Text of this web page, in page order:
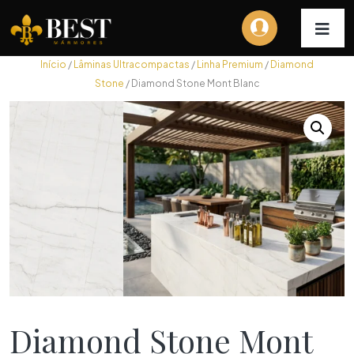
Início / Lâminas Ultracompactas / Linha Premium / Diamond
Stone / Diamond Stone Mont Blanc
Diamond Stone Mont